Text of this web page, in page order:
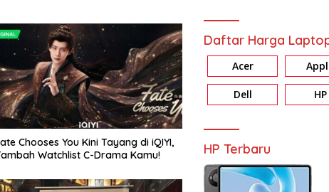
Chooses You Kini Tayang di iQIYI,
Watchlist C-Drama Kamu!
Daftar Harga
Acer
Dell HP
HP Terbaru